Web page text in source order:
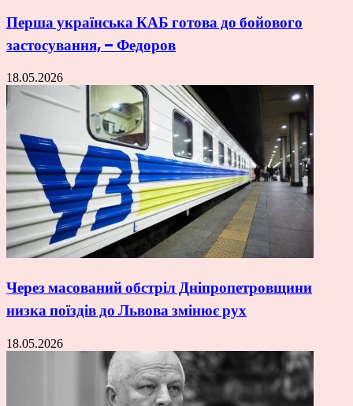
Перша українська КАБ готова до бойового
застосування, – Федоров
18.05.2026
Через масований обстріл Дніпропетровщини
низка поїздів до Львова змінює рух
18.05.2026